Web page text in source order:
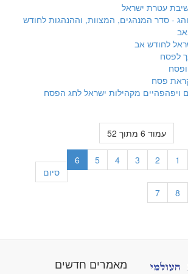
עטרת ישראל
- סדר המנהגים, המצוות, וההנהגות לחודש
לחודש אב
לפסח
פסח
ויפהפהיים מקהילות ישראל לחג הפסח
עמוד 6 מתוך 52
1
2
3
4
5
6
7 8
סיום
מאמרים חדשים